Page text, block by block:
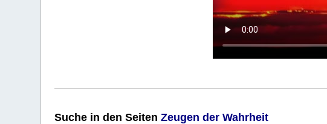
Suche in den SeitenZeugen der Wahrheit